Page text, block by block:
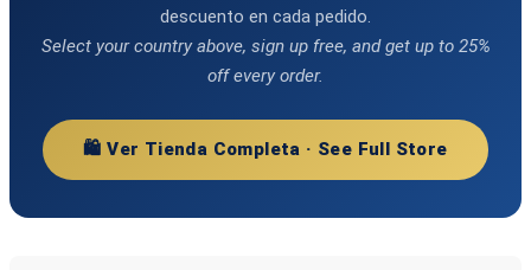
descuento en cada pedido.
Select your country above, sign up free, and get up to 25%
off every order.
🛍️ Ver Tienda Completa · See Full Store